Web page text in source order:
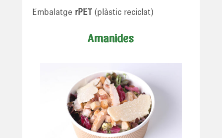
Embalatge rPET(plàstic reciclat)
Amanides